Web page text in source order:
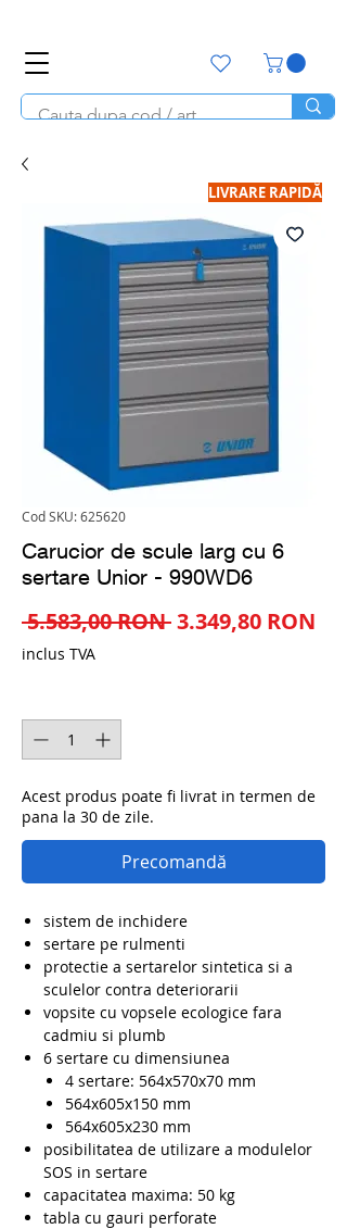
Cod SKU: 625620
Carucior de scule larg cu 6
sertare Unior - 990WD6
5.583,00 RON Preț
3.349,80 RON
inclus TVA
Acest produs poate fi livrat in termen de
pana la 30 de zile.
Precomandă
sistem de inchidere
sertare pe rulmenti
protectie a sertarelor sintetica si a
sculelor contra deteriorarii
vopsite cu vopsele ecologice fara
cadmiu si plumb
6 sertare cu dimensiunea
4 sertare: 564x570x70 mm
564x605x150 mm
564x605x230 mm
posibilitatea de utilizare a modulelor
SOS in sertare
capacitatea maxima: 50 kg
tabla cu gauri perforate
LIVRARE RAPIDĂ